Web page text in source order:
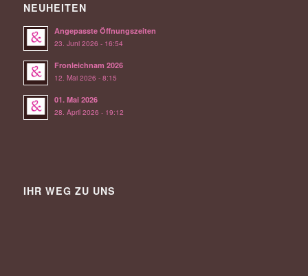
NEUHEITEN
Angepasste Öffnungszeiten
23. Juni 2026 - 16:54
Fronleichnam 2026
12. Mai 2026 - 8:15
01. Mai 2026
28. April 2026 - 19:12
IHR WEG ZU UNS